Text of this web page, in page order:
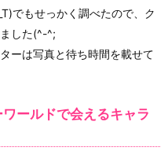
でもせっかく調べたので、ク
した(^-^;
ーは写真と待ち時間を載せて
ールドで会えるキャラ